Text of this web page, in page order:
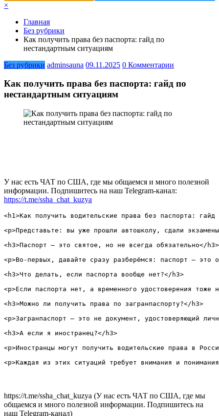
×
Главная
Без рубрики
Как получить права без паспорта: гайд по
нестандартным ситуациям
Без рубрики adminsauna 09.11.2025 0 Комментарии
Как получить права без паспорта: гайд по
нестандартным ситуациям
У нас есть ЧАТ по США, где мы общаемся и много полезной
информации. Подпишитесь на наш Telegram-канал:
https://t.me/ssha_chat_kuzya
<h1>Как получить водительские права без паспорта: гайд
<p>Представьте: вы уже прошли автошколу, сдали
<h3>Паспорт — это святое, но не всегда обязательно</h3>
<p>Во-первых, давайте сразу разберёмся: паспорт — это
<h3>Что делать, если паспорта вообще нет?</h3>
<p>Если паспорта нет, а временного удостоверения
<h3>Можно ли получить права по загранпаспорту?</h3>
<p>Загранпаспорт — это не документ, удостоверяющий
<h3>А если я иностранец?</h3>
<p>Иностранцы могут получить водительские права в
https://t.me/ssha_chat_kuzya (У нас есть ЧАТ по США, где мы
общаемся и много полезной информации. Подпишитесь на
наш Telegram-канал)